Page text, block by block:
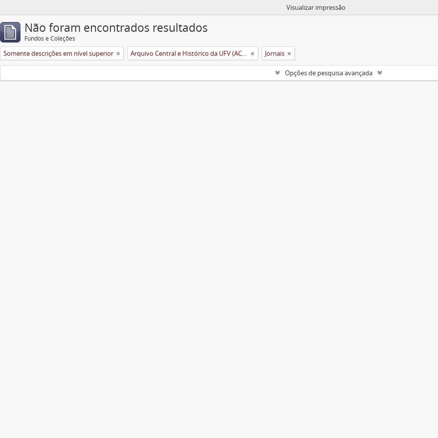
Visualizar impressão
Não foram encontrados resultados
Fundos e Coleções
Somente descrições em nível superior Arquivo Central e Histórico da UFV (ACH-UFV) Jornais
Opções de pesquisa avançada